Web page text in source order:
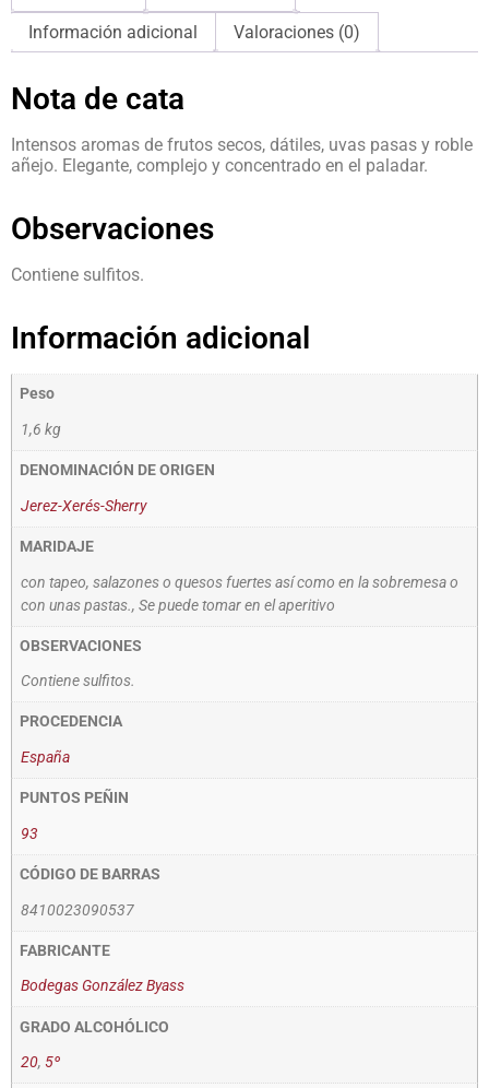
Información adicional
Valoraciones (0)
Nota de cata
Intensos aromas de frutos secos, dátiles, uvas pasas y roble
añejo. Elegante, complejo y concentrado en el paladar.
Observaciones
Contiene sulfitos.
Información adicional
Peso
1,6 kg
DENOMINACIÓN DE ORIGEN
Jerez-Xerés-Sherry
MARIDAJE
con tapeo, salazones o quesos fuertes así como en la sobremesa o
con unas pastas., Se puede tomar en el aperitivo
OBSERVACIONES
Contiene sulfitos.
PROCEDENCIA
España
PUNTOS PEÑIN
93
CÓDIGO DE BARRAS
8410023090537
FABRICANTE
Bodegas González Byass
GRADO ALCOHÓLICO
20, 5º